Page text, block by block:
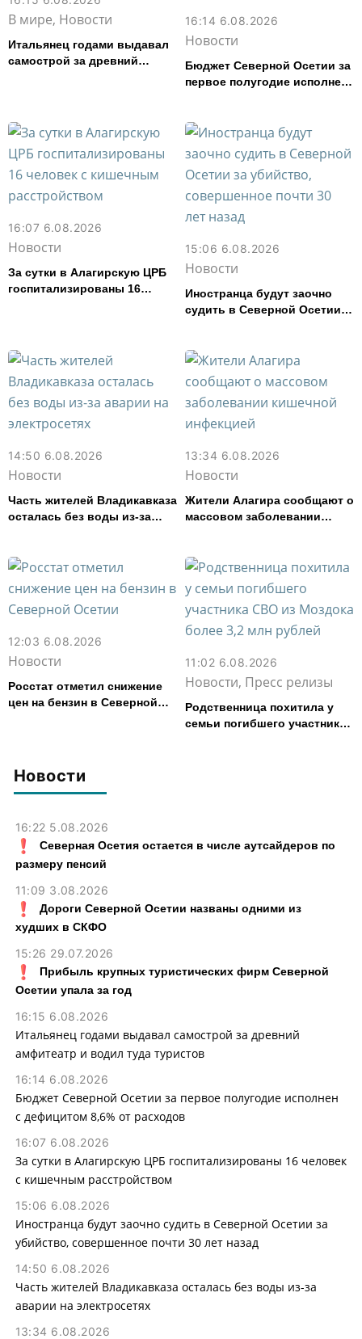
Новости
16:22 5.08.2026
Северная Осетия остается в числе аутсайдеров по
размеру пенсий
11:09 3.08.2026
Дороги Северной Осетии названы одними из
худших в СКФО
15:26 29.07.2026
Прибыль крупных туристических фирм Северной
Осетии упала за год
16:15 6.08.2026
Итальянец годами выдавал самострой за древний
амфитеатр и водил туда туристов
16:14 6.08.2026
Бюджет Северной Осетии за первое полугодие исполнен
с дефицитом 8,6% от расходов
16:07 6.08.2026
За сутки в Алагирскую ЦРБ госпитализированы 16 человек
с кишечным расстройством
15:06 6.08.2026
Иностранца будут заочно судить в Северной Осетии за
убийство, совершенное почти 30 лет назад
14:50 6.08.2026
Часть жителей Владикавказа осталась без воды из-за
аварии на электросетях
13:34 6.08.2026
В мире, Новости
Итальянец годами выдавал
самострой за древний
16:14 6.08.2026
Новости
Бюджет Северной Осетии за
первое полугодие исполнен
16:07 6.08.2026
Новости
За сутки в Алагирскую ЦРБ
госпитализированы 16
15:06 6.08.2026
Новости
Иностранца будут заочно
судить в Северной Осетии
14:50 6.08.2026
Новости
Часть жителей Владикавказа
осталась без воды из-за
13:34 6.08.2026
Новости
Жители Алагира сообщают о
массовом заболевании
12:03 6.08.2026
Новости
Росстат отметил снижение
цен на бензин в Северной
11:02 6.08.2026
Новости, Пресс релизы
Родственница похитила у
семьи погибшего участника